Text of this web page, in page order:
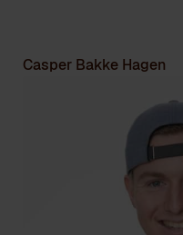
Casper Bakke Hagen